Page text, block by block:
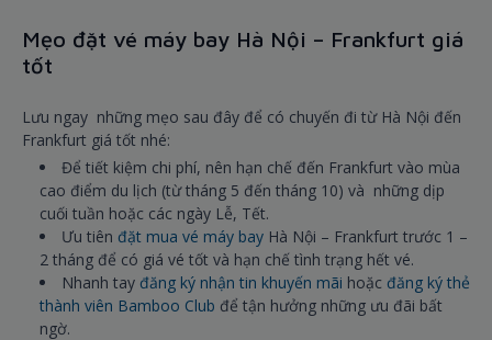
Mẹo đặt vé máy bay Hà Nội – Frankfurt giá
tốt
Lưu ngay những mẹo sau đây để có chuyến đi từ Hà Nội đến
Frankfurt giá tốt nhé:
Để tiết kiệm chi phí, nên hạn chế đến Frankfurt vào mùa
cao điểm du lịch (từ tháng 5 đến tháng 10) và những dịp
cuối tuần hoặc các ngày Lễ, Tết.
Ưu tiên đặt mua vé máy bay Hà Nội – Frankfurt trước 1 –
2 tháng để có giá vé tốt và hạn chế tình trạng hết vé.
Nhanh tay đăng ký nhận tin khuyến mãi hoặc đăng ký thẻ
thành viên Bamboo Club để tận hưởng những ưu đãi bất
ngờ.